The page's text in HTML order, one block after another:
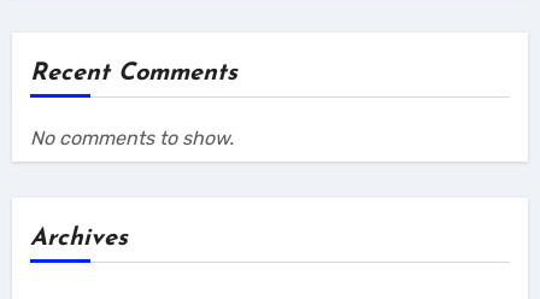
Recent Comments
No comments to show.
Archives